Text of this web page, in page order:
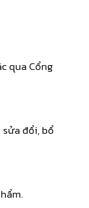
qua Cổng
đổi, bổ